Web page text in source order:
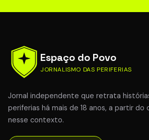
Espaço do Povo
JORNALISMO DAS PERIFERIAS
Jornal independente que retrata
periferias há mais de 18 anos, a partir do
nesse contexto.